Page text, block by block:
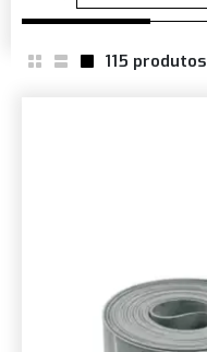
115 produtos